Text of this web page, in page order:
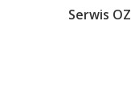
Serwis